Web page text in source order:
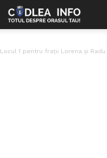
Locul 1 pentru frații Lorena și Radu